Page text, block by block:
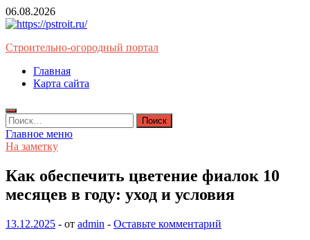
Перейти
к
06.08.2026
Строительно-огородный портал
Главная
Карта сайта
Найти:
Главное меню
На заметку
Как обеспечить цветение фиалок 10
месяцев в году: уход и условия
13.12.2025 - от admin - Оставьте комментарий